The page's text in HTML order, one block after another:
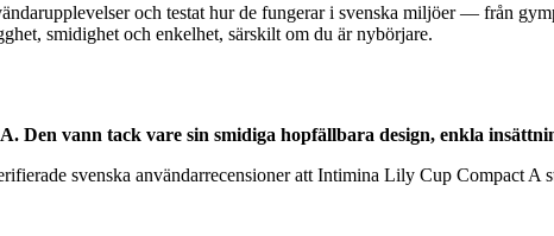
och testat hur de fungerar i svenska miljöer — från
smidighet och enkelhet, särskilt om du är nybörjare.
Den vann tack vare sin smidiga hopfällbara design, enkla
svenska användarrecensioner att Intimina Lily Cup Compact A